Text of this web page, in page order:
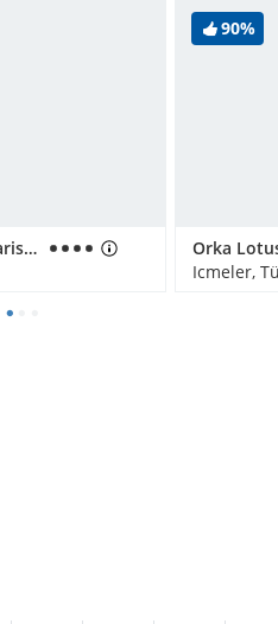
Sea Star Marmaris - Adults only
90%
Orka
Icmeler,